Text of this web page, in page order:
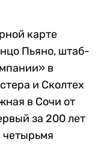
карте
Пьяно, штаб-
в
и Сколтех
в Сочи от
за 200 лет